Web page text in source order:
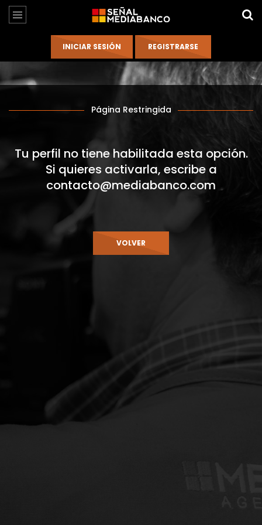
Página Restringida
Tu perfil no tiene habilitada esta opción.
Si quieres activarla, escribe a
contacto@mediabanco.com